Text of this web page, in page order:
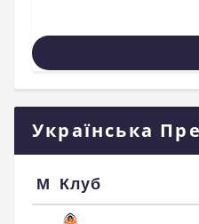
Українська
М Клуб